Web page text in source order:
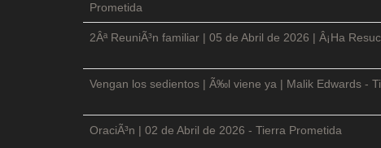
Prometida
2Âª ReuniÃ³n familiar | 05 de Abril de 2026 | Â¡Ha
Vengan los sedientos | Ã‰l viene ya | Malik Edwards -
OraciÃ³n | 02 de Abril de 2026 - Tierra Prometida